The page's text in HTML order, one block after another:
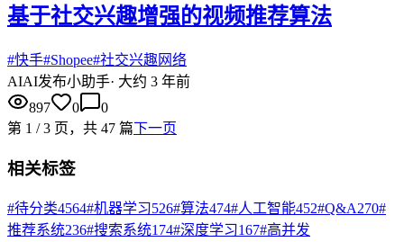
基于社交兴趣增强的视频推荐算法
#快手#Shopee#社交兴趣网络
AIAI发布小助手· 大约 3 年前
897
0
0
第 1 /3 页，共 47 篇下一页
相关标签
#待分类4564#机器学习526#算法474#人工智能452#Q&A270#
推荐系统236#搜索系统174#深度学习167#高并发